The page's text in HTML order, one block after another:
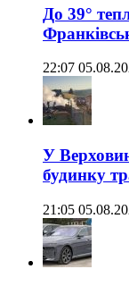
До 39°
22:07
У
будинку
21:05